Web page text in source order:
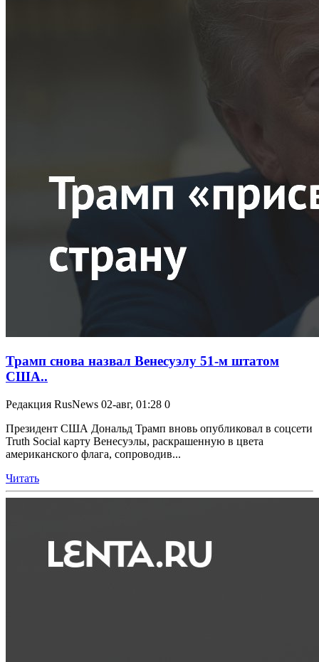
Трамп снова назвал Венесуэлу 51-м штатом
США..
Редакция RusNews 02-авг, 01:28 0
Президент США Дональд Трамп вновь опубликовал в соцсети
Truth Social карту Венесуэлы, раскрашенную в цвета
американского флага, сопроводив...
Читать